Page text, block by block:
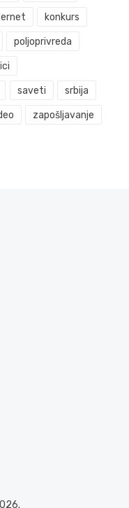
konkurs
poljoprivreda
saveti srbija
zapošljavanje